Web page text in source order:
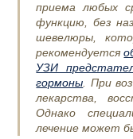
приема любых
функцию, без
шевелюры,
рекомендуется
УЗИ
гормоны. При
лекарства,
Однако
лечение может